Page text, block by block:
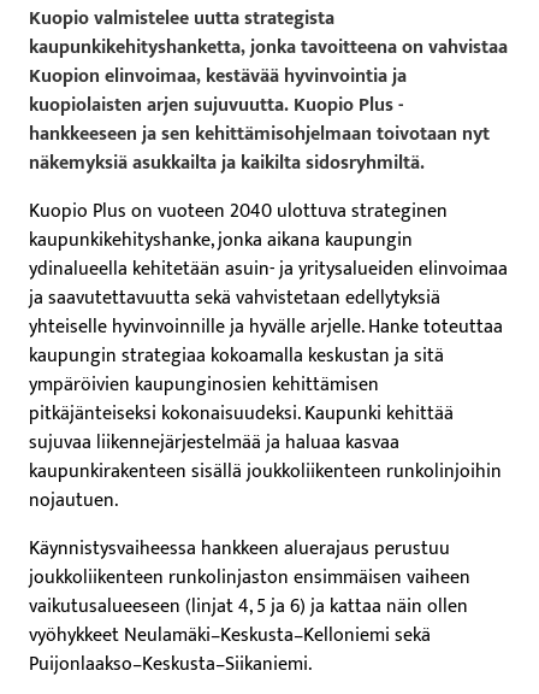
Kuopio valmistelee uutta strategista
kaupunkikehityshanketta, jonka tavoitteena on vahvistaa
Kuopion elinvoimaa, kestävää hyvinvointia ja
kuopiolaisten arjen sujuvuutta. Kuopio Plus -
hankkeeseen ja sen kehittämisohjelmaan toivotaan nyt
näkemyksiä asukkailta ja kaikilta sidosryhmiltä.
Kuopio Plus on vuoteen 2040 ulottuva strateginen
kaupunkikehityshanke, jonka aikana kaupungin
ydinalueella kehitetään asuin- ja yritysalueiden elinvoimaa
ja saavutettavuutta sekä vahvistetaan edellytyksiä
yhteiselle hyvinvoinnille ja hyvälle arjelle. Hanke toteuttaa
kaupungin strategiaa kokoamalla keskustan ja sitä
ympäröivien kaupunginosien kehittämisen
pitkäjänteiseksi kokonaisuudeksi. Kaupunki kehittää
sujuvaa liikennejärjestelmää ja haluaa kasvaa
kaupunkirakenteen sisällä joukkoliikenteen runkolinjoihin
nojautuen.
Käynnistysvaiheessa hankkeen aluerajaus perustuu
joukkoliikenteen runkolinjaston ensimmäisen vaiheen
vaikutusalueeseen (linjat 4, 5 ja 6) ja kattaa näin ollen
vyöhykkeet Neulamäki–Keskusta–Kelloniemi sekä
Puijonlaakso–Keskusta–Siikaniemi.